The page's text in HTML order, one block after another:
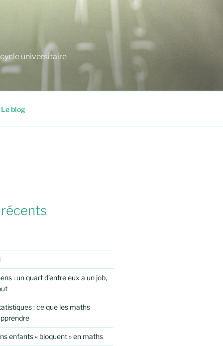
universitaire
Le blog
: un quart d’entre eux a un job,
: ce que les maths
enfants « bloquent » en maths